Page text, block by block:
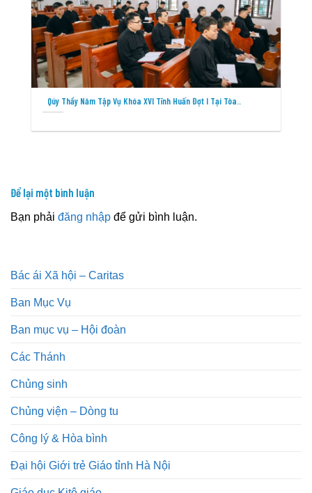
Qúy Thầy Năm Tập Vụ Khóa XVI Tĩnh Huấn Đợt I Tại Tòa..
Để lại một bình luận
Bạn phải đăng nhập để gửi bình luận.
Bác ái Xã hội – Caritas
Ban Mục Vụ
Ban mục vụ – Hội đoàn
Các Thánh
Chủng sinh
Chủng viện – Dòng tu
Công lý & Hòa bình
Đại hội Giới trẻ Giáo tỉnh Hà Nội